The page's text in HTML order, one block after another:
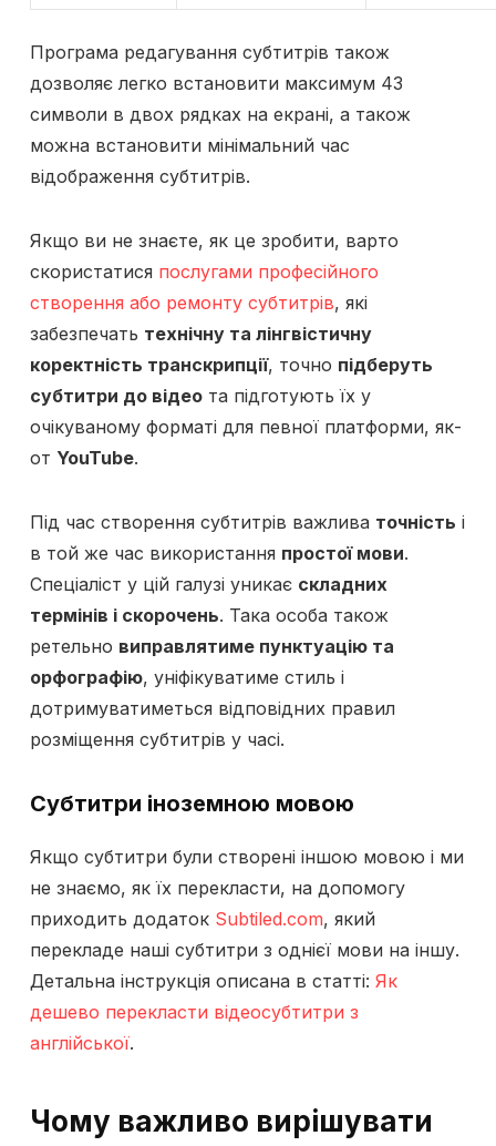
Програма редагування субтитрів також
дозволяє легко встановити максимум 43
символи в двох рядках на екрані, а також
можна встановити мінімальний час
відображення субтитрів.
Якщо ви не знаєте, як це зробити, варто
скористатися послугами професійного
створення або ремонту субтитрів, які
забезпечать технічну та лінгвістичну
коректність транскрипції, точно підберуть
субтитри до відео та підготують їх у
очікуваному форматі для певної платформи, як-
от YouTube.
Під час створення субтитрів важлива точність і
в той же час використання простої мови.
Спеціаліст у цій галузі уникає складних
термінів і скорочень. Така особа також
ретельно виправлятиме пунктуацію та
орфографію, уніфікуватиме стиль і
дотримуватиметься відповідних правил
розміщення субтитрів у часі.
Субтитри іноземною мовою
Якщо субтитри були створені іншою мовою і ми
не знаємо, як їх перекласти, на допомогу
приходить додаток Subtiled.com, який
перекладе наші субтитри з однієї мови на іншу.
Детальна інструкція описана в статті: Як
дешево перекласти відеосубтитри з
англійської.
Чому важливо вирішувати